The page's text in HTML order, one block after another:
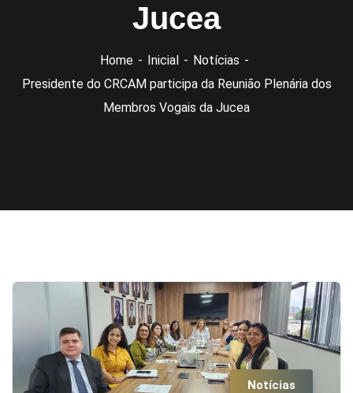
Jucea
Home Inicial
Notícias
Presidente do CRCAM participa da Reunião Plenária dos
Membros Vogais da Jucea
Notícias